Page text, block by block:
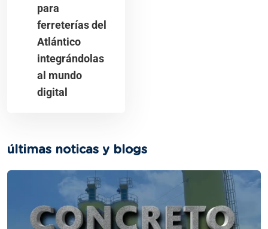
para
ferreterías del
Atlántico
integrándolas
al mundo
digital
últimas noticas y blogs